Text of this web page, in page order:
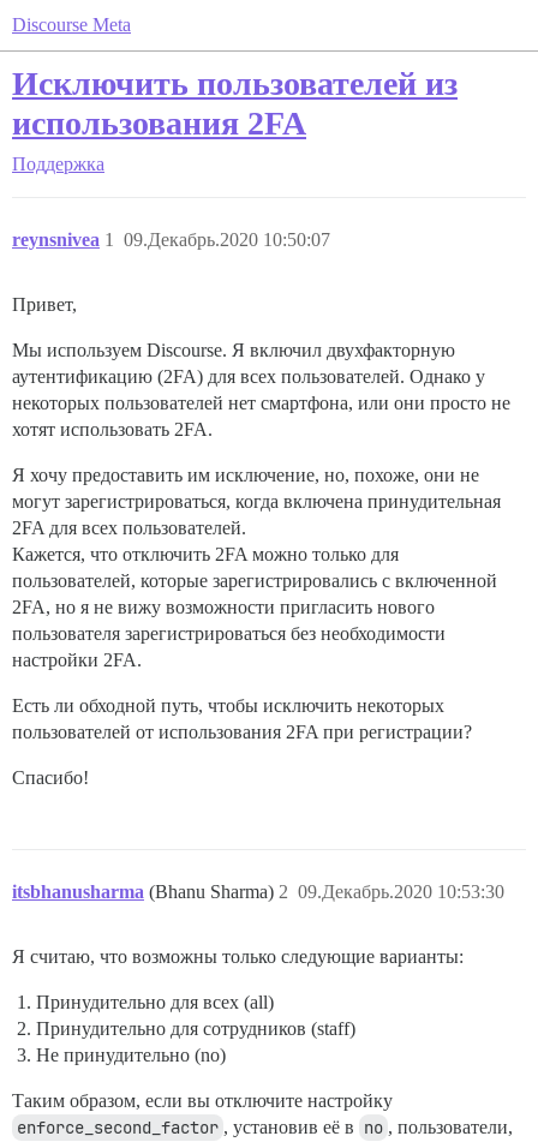
Discourse Meta
Исключить пользователей из
использования 2FA
Поддержка
reynsnivea 09.Декабрь.2020 10:50:07
1
Привет,
Мы используем Discourse. Я включил двухфакторную
аутентификацию (2FA) для всех пользователей. Однако у
некоторых пользователей нет смартфона, или они просто не
хотят использовать 2FA.
Я хочу предоставить им исключение, но, похоже, они не
могут зарегистрироваться, когда включена принудительная
2FA для всех пользователей.
Кажется, что отключить 2FA можно только для
пользователей, которые зарегистрировались с включенной
2FA, но я не вижу возможности пригласить нового
пользователя зарегистрироваться без необходимости
настройки 2FA.
Есть ли обходной путь, чтобы исключить некоторых
пользователей от использования 2FA при регистрации?
Спасибо!
itsbhanusharma (Bhanu Sharma) 09.Декабрь.2020 10:53:30
2
Я считаю, что возможны только следующие варианты:
Принудительно для всех (all)
Принудительно для сотрудников (staff)
Не принудительно (no)
Таким образом, если вы отключите настройку
enforce_second_factor , установив её в no , пользователи,